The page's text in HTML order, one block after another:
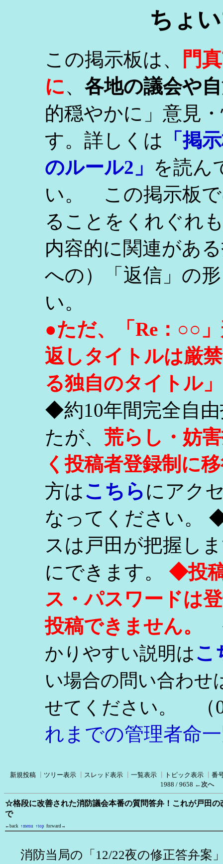
ちょ
この掲示板は、
門
に、 各地の議会や
的穏やかに」意見
す。詳しくは
「掲
のルール2」 を読ん
い。 この掲示板で
ることをくれぐれ
内容的に関連があ
への）「返信」の
い。
●ただ、「Re：○○
返しタイトルは厳
る独自のタイトル
◆約10年間完全自
たが、 荒らし・妨
く投稿者登録制に
方はこちらにアク
なってください。
スは戸田が把握し
にできます。 ◆投
ス・パスワードは
投稿できません。
かりやすい説明はこ
い場合の問い合わせ
せてください。
（
れまでの管理者命
新規投稿 ツリー表示 スレッド表示 一覧表示 トピック表示
番
1988 / 9658 ←次へ
☆格段に改善された消防議会本番の質問答弁！これが戸田の
で
←back ↑menu ↑top forward→
消防当局の「12/22夜の修正答弁案